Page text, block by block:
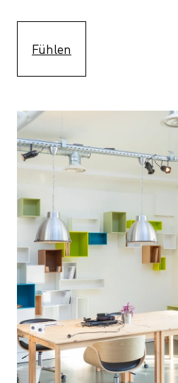
Fühlen